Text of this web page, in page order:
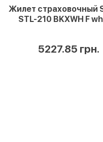
Жилет страховочный
STL-210 BKXWH F
5227.85 грн.